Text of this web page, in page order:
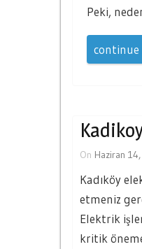
Peki,
continue
On Haziran
Kadıköy
etmeniz
Elektrik
kritik